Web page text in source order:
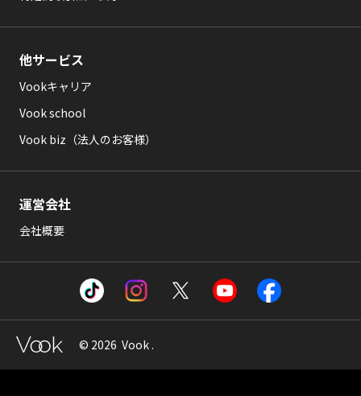
他サービス
Vookキャリア
Vook school
Vook biz（法人のお客様）
運営会社
会社概要
© 2026 Vook .